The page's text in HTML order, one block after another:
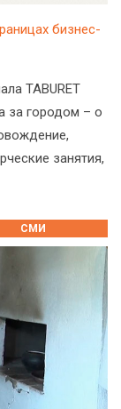
бизнес-
TABURET
за городом – о
занятия,
СМИ